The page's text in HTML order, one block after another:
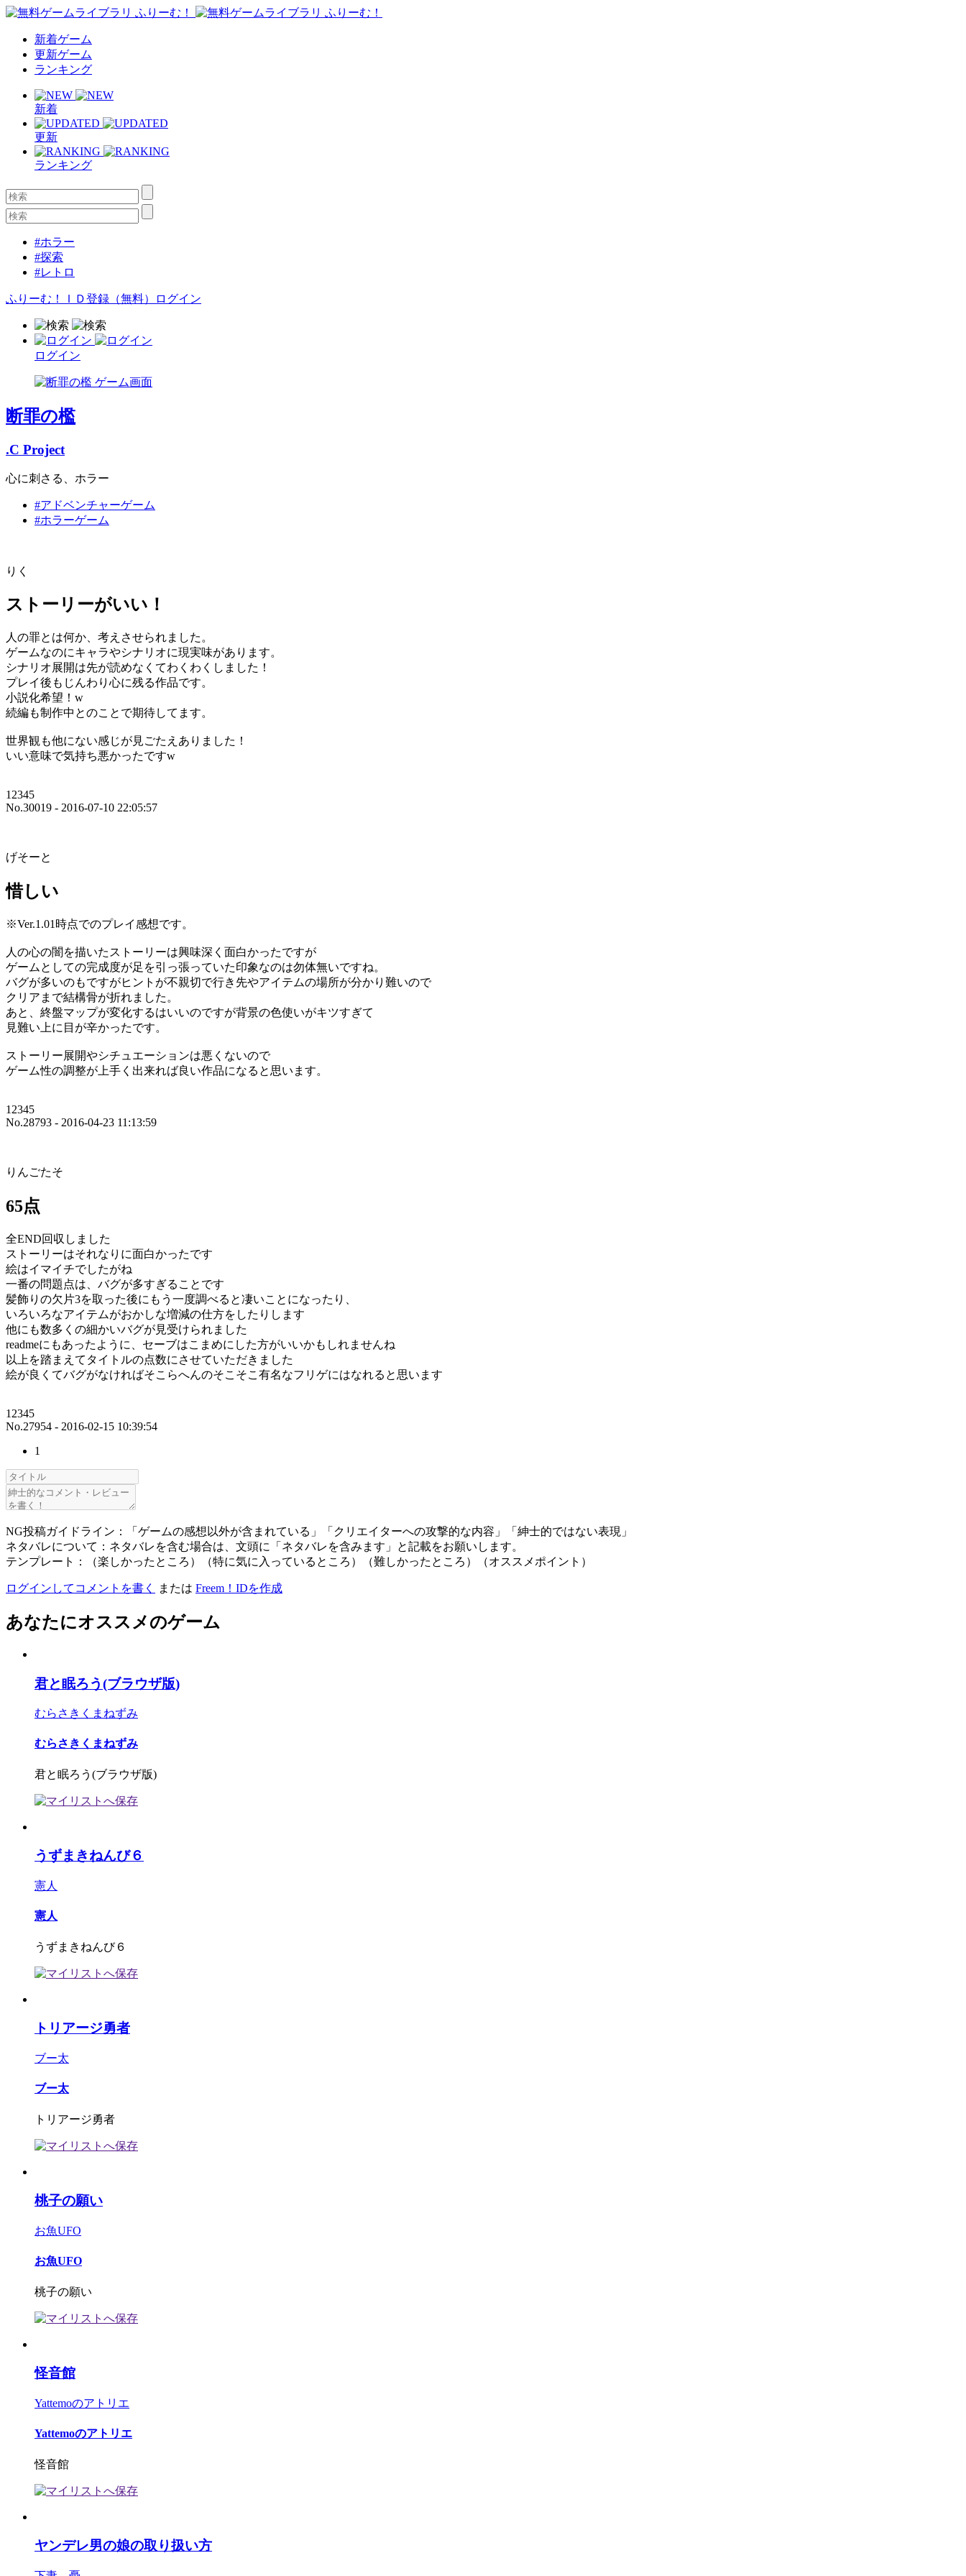
新着ゲーム
更新ゲーム
ランキング
新着
更新
ランキング
#ホラー
#探索
#レトロ
ふりーむ！ＩＤ登録（無料） ログイン
ログイン
断罪の檻
.C Project
心に刺さる、ホラー
#アドベンチャーゲーム
#ホラーゲーム
りく
ストーリーがいい！
人の罪とは何か、考えさせられました。
ゲームなのにキャラやシナリオに現実味があります。
シナリオ展開は先が読めなくてわくわくしました！
プレイ後もじんわり心に残る作品です。
小説化希望！w
続編も制作中とのことで期待してます。
世界観も他にない感じが見ごたえありました！
いい意味で気持ち悪かったですw
12345
No.30019 - 2016-07-10 22:05:57
げそーと
惜しい
※Ver.1.01時点でのプレイ感想です。
人の心の闇を描いたストーリーは興味深く面白かったですが
ゲームとしての完成度が足を引っ張っていた印象なのは勿体無いですね。
バグが多いのもですがヒントが不親切で行き先やアイテムの場所が分かり難いので
クリアまで結構骨が折れました。
あと、終盤マップが変化するはいいのですが背景の色使いがキツすぎて
見難い上に目が辛かったです。
ストーリー展開やシチュエーションは悪くないので
ゲーム性の調整が上手く出来れば良い作品になると思います。
12345
No.28793 - 2016-04-23 11:13:59
りんごたそ
65点
全END回収しました
ストーリーはそれなりに面白かったです
絵はイマイチでしたがね
一番の問題点は、バグが多すぎることです
髪飾りの欠片3を取った後にもう一度調べると凄いことになったり、
いろいろなアイテムがおかしな増減の仕方をしたりします
他にも数多くの細かいバグが見受けられました
readmeにもあったように、セーブはこまめにした方がいいかもしれませんね
以上を踏まえてタイトルの点数にさせていただきました
絵が良くてバグがなければそこらへんのそこそこ有名なフリゲにはなれると思います
12345
No.27954 - 2016-02-15 10:39:54
1
NG投稿ガイドライン：「ゲームの感想以外が含まれている」「クリエイターへの攻撃的な内容」「紳士的ではない表現」
ネタバレについて：ネタバレを含む場合は、文頭に「ネタバレを含みます」と記載をお願いします。
テンプレート：（楽しかったところ）（特に気に入っているところ）（難しかったところ）（オススメポイント）
ログインしてコメントを書く または Freem！IDを作成
あなたにオススメのゲーム
君と眠ろう(ブラウザ版)
むらさきくまねずみ
むらさきくまねずみ
君と眠ろう(ブラウザ版)
うずまきねんび６
憲人
憲人
うずまきねんび６
トリアージ勇者
ブー太
ブー太
トリアージ勇者
桃子の願い
お魚UFO
お魚UFO
桃子の願い
怪音館
Yattemoのアトリエ
Yattemoのアトリエ
怪音館
ヤンデレ男の娘の取り扱い方